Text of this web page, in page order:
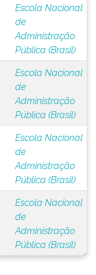
Escola Nacional
de
Administração
Pública (Brasil)
Escola Nacional
de
Administração
Pública (Brasil)
Escola Nacional
de
Administração
Pública (Brasil)
Escola Nacional
de
Administração
Pública (Brasil)